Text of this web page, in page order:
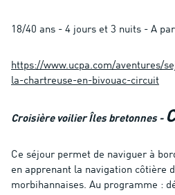
18/40 ans - 4 jours et 3 nuits - A
https://www.ucpa.com/aventures/
la-chartreuse-en-bivouac-circuit
Croisière voilier Îles bretonnes -
Ce séjour permet de naviguer à
en apprenant la navigation côtière
morbihannaises. Au programme :